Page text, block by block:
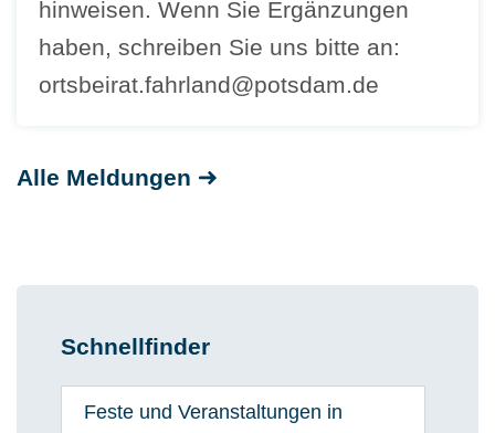
hinweisen. Wenn Sie Ergänzungen
haben, schreiben Sie uns bitte an:
ortsbeirat.fahrland@potsdam.de
Alle Meldungen
Schnellfinder
Feste und Veranstaltungen in